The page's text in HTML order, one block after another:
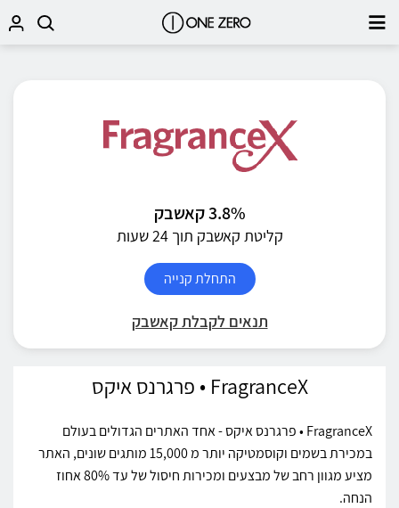
3.8% קאשבק
קליטת קאשבק תוך 24 שעות
התחלת קנייה
תנאים לקבלת קאשבק
FragranceX • פרגרנס איקס
FragranceX • פרגרנס איקס - אחד האתרים הגדולים בעולם
במכירת בשמים וקוסמטיקה יותר מ 15,000 מותגים שונים, האתר
מציע מגוון רחב של מבצעים ומכירות חיסול של עד 80% אחוז
הנחה.